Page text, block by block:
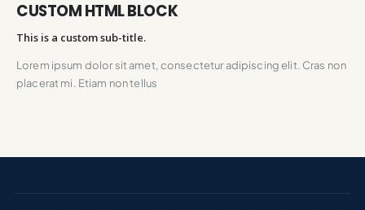
CUSTOM HTML BLOCK
This is a custom sub-title.
Lorem ipsum dolor sit amet, consectetur adipiscing elit. Cras non
placerat mi. Etiam non tellus